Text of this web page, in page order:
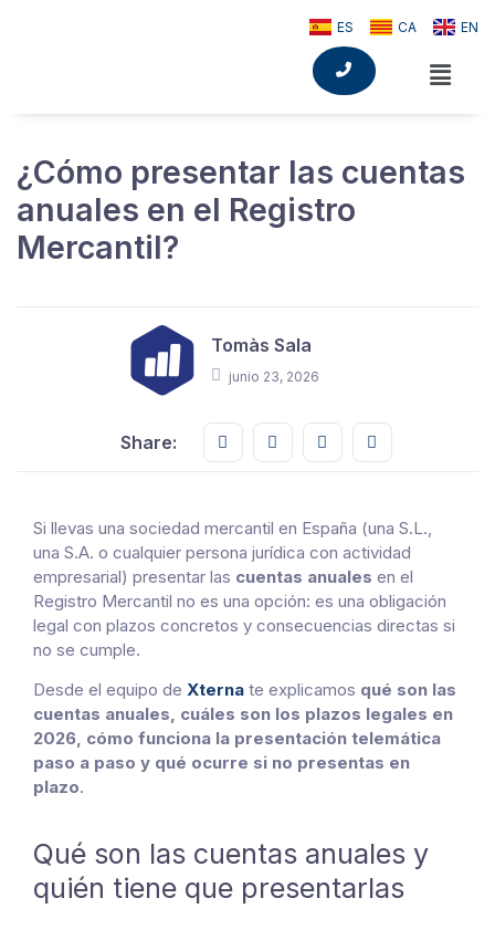
ES CA EN
¿Cómo presentar las cuentas
anuales en el Registro
Mercantil?
Tomàs Sala
junio 23, 2026
Share: Share this on FaceBook
Share this on Twitter
Share this on GMail
Share this on
Si llevas una sociedad mercantil en España (una S.L.,
una S.A. o cualquier persona jurídica con actividad
empresarial) presentar las cuentas anuales en el
Registro Mercantil no es una opción: es una obligación
legal con plazos concretos y consecuencias directas si
no se cumple.
Desde el equipo de Xterna te explicamos qué son las
cuentas anuales, cuáles son los plazos legales en
2026, cómo funciona la presentación telemática
paso a paso y qué ocurre si no presentas en
plazo.
Qué son las cuentas anuales y
quién tiene que presentarlas